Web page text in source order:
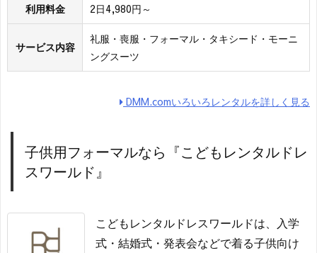
利用料金 2日4,980円～
サービス内容
礼服・喪服・フォーマル・タキシード・モーニ
ングスーツ
DMM.comいろいろレンタルを詳しく見る
子供用フォーマルなら『こどもレンタルドレ
スワールド』
こどもレンタルドレスワールドは、入学
式・結婚式・発表会などで着る子供向け